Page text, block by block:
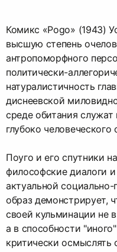
Комикс «Pogo» (1943)
высшую степень
антропоморфного
политически-
натуралистичность
диснеевской
среде обитания
глубоко
Поуго и его спутники
философские диалоги
актуальной
образ демонстрирует,
своей кульминации не
а в способности
критически осмыслять